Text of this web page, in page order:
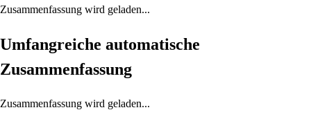
Zusammenfassung wird geladen...
Umfangreiche automatische
Zusammenfassung
Zusammenfassung wird geladen...